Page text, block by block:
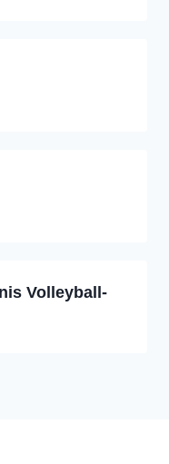
Volleyball-